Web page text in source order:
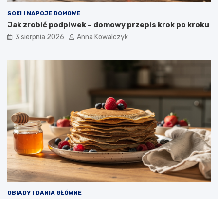
SOKI I NAPOJE DOMOWE
Jak zrobić podpiwek – domowy przepis krok po kroku
3 sierpnia 2026 Anna Kowalczyk
OBIADY I DANIA GŁÓWNE